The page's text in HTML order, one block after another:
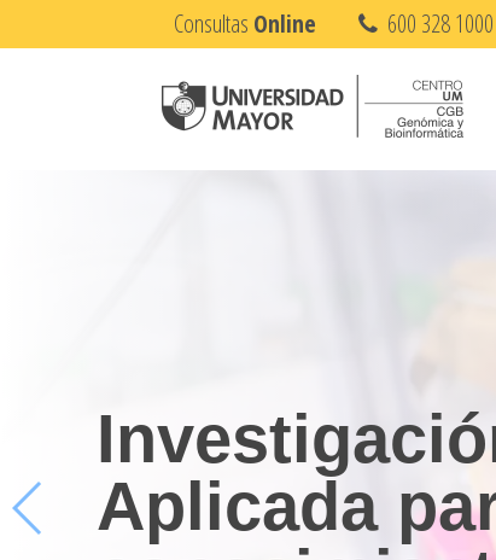
Consultas Online 600 328 1000